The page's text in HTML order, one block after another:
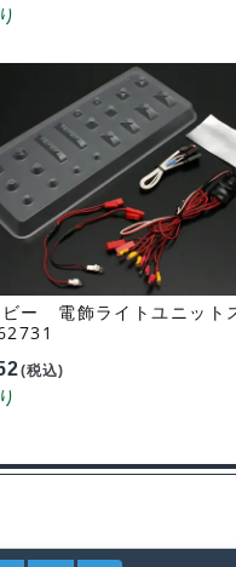
ー 電飾ライトユニット
(税込)